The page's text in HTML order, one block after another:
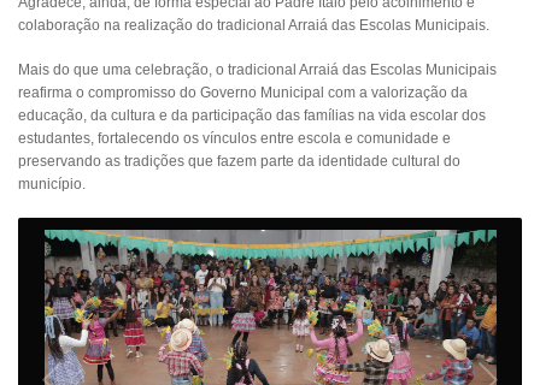
colaboração na realização do tradicional Arraiá das Escolas Municipais.
Mais do que uma celebração, o tradicional Arraiá das Escolas Municipais
reafirma o compromisso do Governo Municipal com a valorização da
educação, da cultura e da participação das famílias na vida escolar dos
estudantes, fortalecendo os vínculos entre escola e comunidade e
preservando as tradições que fazem parte da identidade cultural do
município.